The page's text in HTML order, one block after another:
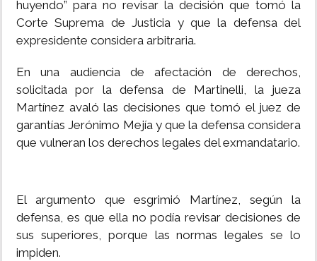
huyendo” para no revisar la decisión que tomó la
Corte Suprema de Justicia y que la defensa del
expresidente considera arbitraria.
En una audiencia de afectación de derechos,
solicitada por la defensa de Martinelli, la jueza
Martínez avaló las decisiones que tomó el juez de
garantías Jerónimo Mejía y que la defensa considera
que vulneran los derechos legales del exmandatario.
El argumento que esgrimió Martínez, según la
defensa, es que ella no podía revisar decisiones de
sus superiores, porque las normas legales se lo
impiden.